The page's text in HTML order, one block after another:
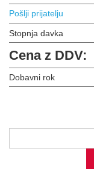
Pošlji prijatelju
Stopnja davka
Cena z DDV:
Dobavni rok